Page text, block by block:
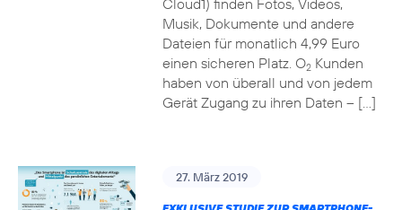
Cloud1) finden Fotos, Videos,
Musik, Dokumente und andere
Dateien für monatlich 4,99 Euro
einen sicheren Platz. O2Kunden
haben von überall und von jedem
Gerät Zugang zu ihren Daten – […]
27. März 2019